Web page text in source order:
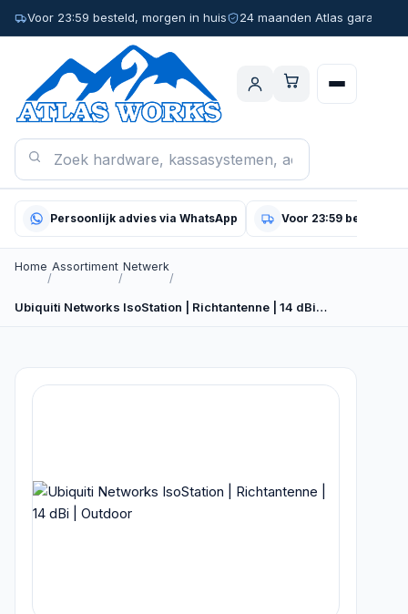
Voor 23:59 besteld, morgen in huis 24 maanden Atlas garantie
Persoonlijk advies via WhatsApp Voor 23:59 besteld,
Home
/
Assortiment
/
Netwerk
/
Ubiquiti Networks IsoStation | Richtantenne | 14 dBi…